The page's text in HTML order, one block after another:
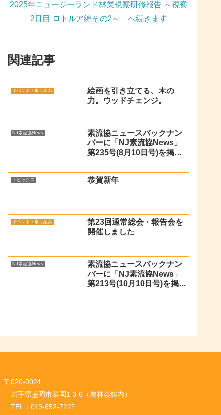
2025年ニュージーランド林業視察研修報告 ～視察
2日目 ロトルア編その2～ へ続きます
関連記事
イベント・取り組み
絵画を引き立てる、木の
力。ウッドチェンジ。
NJ素流協News
素流協ニュースバックナン
バーに「NJ素流協News」
第235号(8月10日号)を掲載
トピックス 恭賀新年
イベント・取り組み
第23回通常総会・報告会を
開催しました
NJ素流協News
素流協ニュースバックナン
バーに「NJ素流協News」
第213号(10月10日号)を掲載
〒020-0024
岩手県盛岡市菜園1-3-6（農林会館内）
TEL：019-652-7227